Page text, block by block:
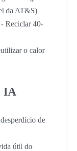
da AT&S)
- Reciclar 40-
o calor
IA
de
útil do